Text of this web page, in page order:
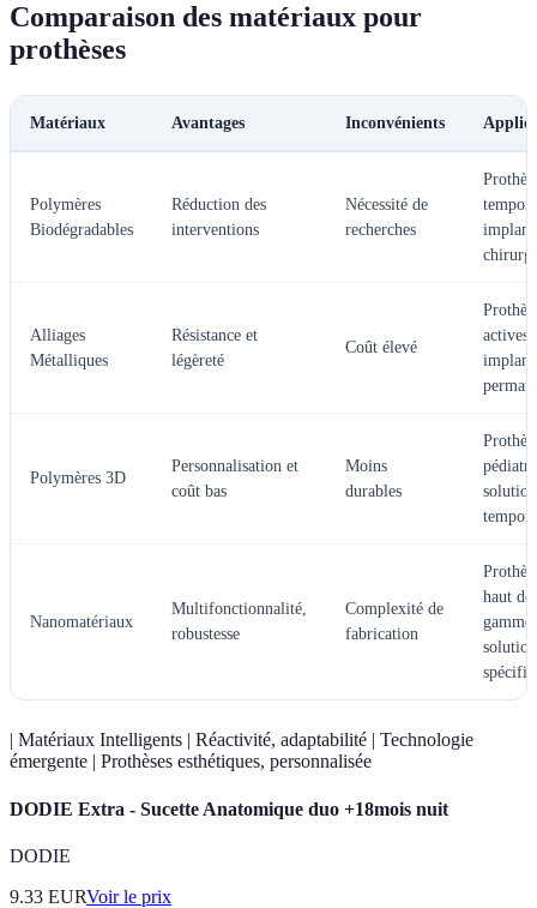
Comparaison des matériaux pour
prothèses
Matériaux Avantages Inconvénients
Polymères
Biodégradables
Réduction des
interventions
Nécessité de
recherches
Alliages
Métalliques
Résistance et
légèreté
Coût élevé
actives,
Polymères 3D
Personnalisation et
coût bas
Moins
durables
Nanomatériaux
Multifonctionnalité,
robustesse
Complexité de
fabrication
haut de
gamme,
| Matériaux Intelligents | Réactivité, adaptabilité | Technologie
émergente | Prothèses esthétiques, personnalisée
DODIE Extra - Sucette Anatomique duo +18mois nuit
DODIE
9.33 EURVoir le prix